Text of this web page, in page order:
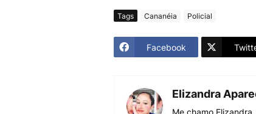
Tags Cananéia Policial
Facebook
Elizandra